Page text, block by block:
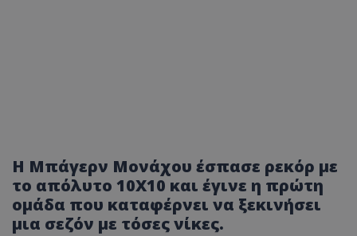
Η Μπάγερν Μονάχου έσπασε ρεκόρ με
το απόλυτο 10Χ10 και έγινε η πρώτη
ομάδα που καταφέρνει να ξεκινήσει
μια σεζόν με τόσες νίκες.